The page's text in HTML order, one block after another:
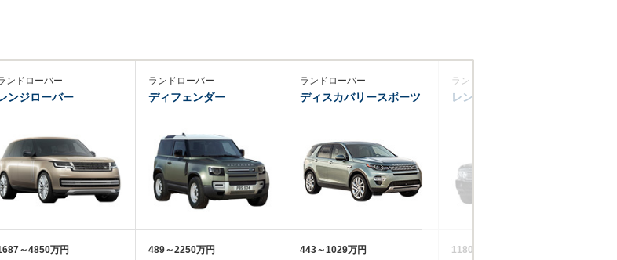
ンドローバー
ンジローバー
～4850万円
ランドローバー
ディフェンダー
489～2250万円
ランドローバー
ディスカバリースポーツ
443～1029万円
ランドローバー
レンジローバーヴォーグ
1180～1654万円